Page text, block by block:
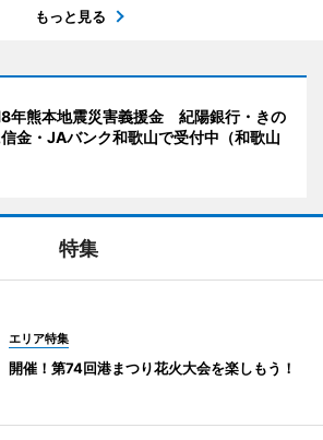
もっと見る
年熊本地震災害義援金 紀陽銀行・きの
信金・JAバンク和歌山で受付中（和歌山
特集
エリア特集
開催！第74回港まつり花火大会を楽しもう！